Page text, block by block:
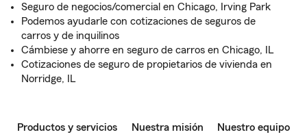
Seguro de negocios/comercial en Chicago, Irving Park
Podemos ayudarle con cotizaciones de seguros de
carros y de inquilinos
Cámbiese y ahorre en seguro de carros en Chicago, IL
Cotizaciones de seguro de propietarios de vivienda en
Norridge, IL
Productos y servicios Nuestra misión Nuestro equipo